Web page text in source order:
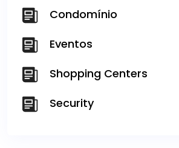
Condomínio
Eventos
Shopping Centers
Security